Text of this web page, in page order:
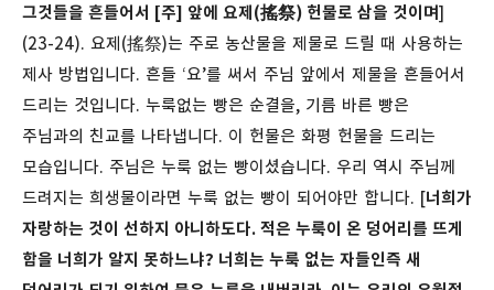
그것들을 흔들어서 [주] 앞에 요제(搖祭) 헌물로 삼을 것이며]
(23-24). 요제(搖祭)는 주로 농산물을 제물로 드릴 때 사용하는
제사 방법입니다. 흔들 ‘요’를 써서 주님 앞에서 제물을 흔들어서
드리는 것입니다. 누룩없는 빵은 순결을, 기름 바른 빵은
주님과의 친교를 나타냅니다. 이 헌물은 화평 헌물을 드리는
모습입니다. 주님은 누룩 없는 빵이셨습니다. 우리 역시 주님께
드려지는 희생물이라면 누룩 없는 빵이 되어야만 합니다. [너희가
자랑하는 것이 선하지 아니하도다. 적은 누룩이 온 덩어리를 뜨게
함을 너희가 알지 못하느냐? 너희는 누룩 없는 자들인즉 새